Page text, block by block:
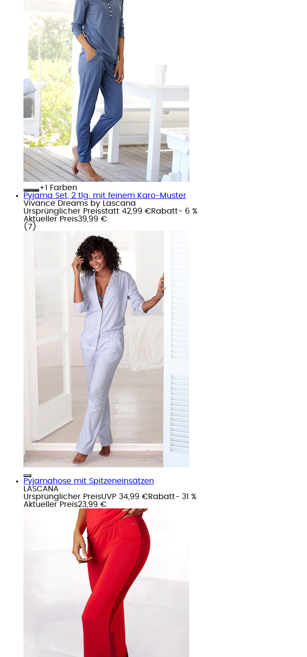
+
Farben
Pyjama Set, 2 tlg. mit feinem Karo-Muster
Vivance Dreams by Lascana
Ursprünglicher Preisstatt 42,99 €Rabatt- 6 %
Aktueller Preis39,99 €
( 7 )
Pyjamahose mit Spitzeneinsätzen
LASCANA
Ursprünglicher PreisUVP 34,99 €Rabatt- 31 %
Aktueller Preis23,99 €